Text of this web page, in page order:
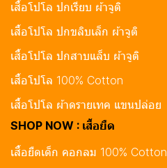
เสื้อโปโล ปกเรียบ ผ้าจูติ
เสื้อโปโล ปกขลิบเล็ก ผ้าจูติ
เสื้อโปโล ปกสาบแล็บ ผ้าจูติ
เสื้อโปโล 100% Cotton
เสื้อโปโล ผ้าดรายเทค แขนปล่อย
SHOP NOW : เสื้อยืด
เสื้อยืดเด็ก คอกลม 100% Cotton